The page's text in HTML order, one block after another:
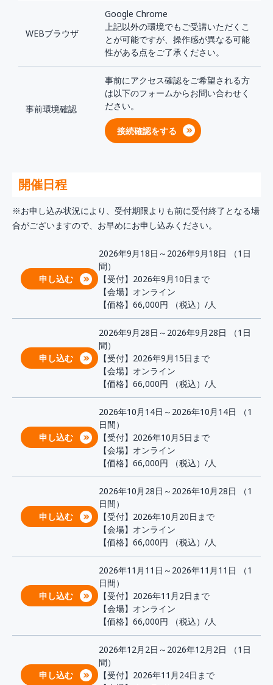
WEBブラウザ
Google Chrome
上記以外の環境でもご受講いただくこ
とが可能ですが、操作感が異なる可能
性がある点をご了承ください。
事前環境確認
事前にアクセス確認をご希望される方
は以下のフォームからお問い合わせく
ださい。
接続確認をする
開催日程
※お申し込み状況により、受付期限よりも前に受付終了となる場
合がございますので、お早めにお申し込みください。
申し込む
2026年9月18日～2026年9月18日 （1日
間）
【受付】2026年9月10日まで
【会場】オンライン
【価格】66,000円
（税込）/人
申し込む
2026年9月28日～2026年9月28日 （1日
間）
【受付】2026年9月15日まで
【会場】オンライン
【価格】66,000円
（税込）/人
申し込む
2026年10月14日～2026年10月14日 （1
日間）
【受付】2026年10月5日まで
【会場】オンライン
【価格】66,000円
（税込）/人
申し込む
2026年10月28日～2026年10月28日 （1
日間）
【受付】2026年10月20日まで
【会場】オンライン
【価格】66,000円
（税込）/人
申し込む
2026年11月11日～2026年11月11日 （1
日間）
【受付】2026年11月2日まで
【会場】オンライン
【価格】66,000円
（税込）/人
申し込む
2026年12月2日～2026年12月2日 （1日
間）
【受付】2026年11月24日まで